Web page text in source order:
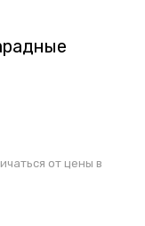
от цены в